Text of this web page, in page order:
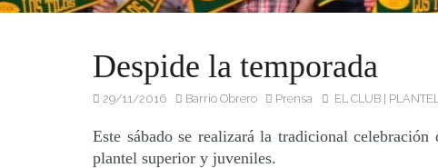
Despide la temporada
29/11/2016 Barrio Obrero Prensa EL CLUB|
Este sábado se realizará la tradicional
plantel superior y juveniles.